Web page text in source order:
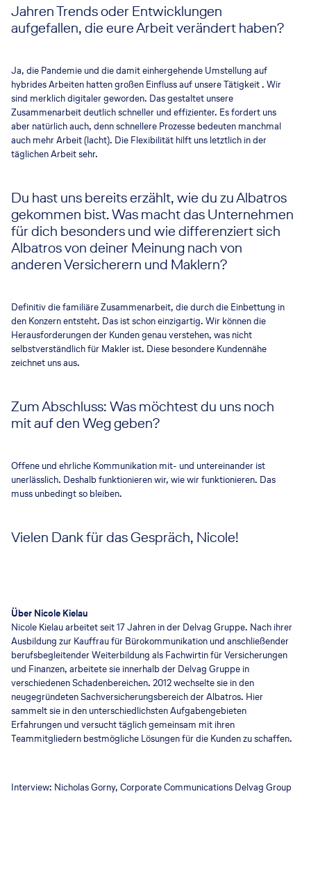
Jahren Trends oder Entwicklungen
aufgefallen, die eure Arbeit verändert haben?
Ja, die Pandemie und die damit einhergehende Umstellung auf
hybrides Arbeiten hatten großen Einfluss auf unsere Tätigkeit . Wir
sind merklich digitaler geworden. Das gestaltet unsere
Zusammenarbeit deutlich schneller und effizienter. Es fordert uns
aber natürlich auch, denn schnellere Prozesse bedeuten manchmal
auch mehr Arbeit (lacht). Die Flexibilität hilft uns letztlich in der
täglichen Arbeit sehr.
Du hast uns bereits erzählt, wie du zu Albatros
gekommen bist. Was macht das Unternehmen
für dich besonders und wie differenziert sich
Albatros von deiner Meinung nach von
anderen Versicherern und Maklern?
Definitiv die familiäre Zusammenarbeit, die durch die Einbettung in
den Konzern entsteht. Das ist schon einzigartig. Wir können die
Herausforderungen der Kunden genau verstehen, was nicht
selbstverständlich für Makler ist. Diese besondere Kundennähe
zeichnet uns aus.
Zum Abschluss: Was möchtest du uns noch
mit auf den Weg geben?
Offene und ehrliche Kommunikation mit- und untereinander ist
unerlässlich. Deshalb funktionieren wir, wie wir funktionieren. Das
muss unbedingt so bleiben.
Vielen Dank für das Gespräch, Nicole!
Über Nicole Kielau
Nicole Kielau arbeitet seit 17 Jahren in der Delvag Gruppe. Nach ihrer
Ausbildung zur Kauffrau für Bürokommunikation und anschließender
berufsbegleitender Weiterbildung als Fachwirtin für Versicherungen
und Finanzen, arbeitete sie innerhalb der Delvag Gruppe in
verschiedenen Schadenbereichen. 2012 wechselte sie in den
neugegründeten Sachversicherungsbereich der Albatros. Hier
sammelt sie in den unterschiedlichsten Aufgabengebieten
Erfahrungen und versucht täglich gemeinsam mit ihren
Teammitgliedern bestmögliche Lösungen für die Kunden zu schaffen.
Interview: Nicholas Gorny, Corporate Communications Delvag Group